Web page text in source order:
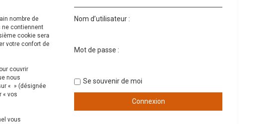
nombre de
ne contiennent
cookie sera
votre confort de
couvrir
nous
« » (désignée
« vos
vous
Nom d’utilisateur :
Mot de passe :
Se souvenir de moi